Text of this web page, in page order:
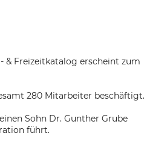
& Freizeitkatalog erscheint zum
280 Mitarbeiter beschäftigt.
Sohn Dr. Gunther Grube
führt.